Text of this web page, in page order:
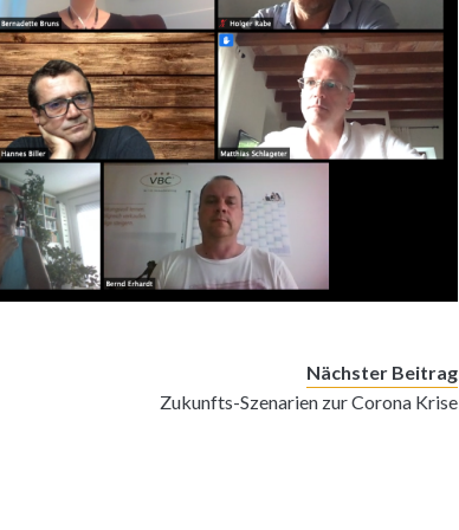
Nächster Beitrag
Zukunfts-Szenarien zur Corona Krise